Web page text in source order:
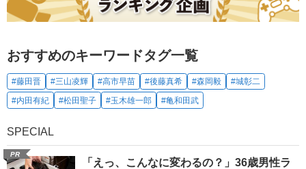
おすすめのキーワードタグ一覧
#藤田晋 #三山凌輝 #高市早苗 #後藤真希 #森岡毅
#城彰二
#内田有紀
#松田聖子 #玉木雄一郎 #亀和田武
SPECIAL
PR
「えっ、こんなに変わるの？」36歳男性ラ